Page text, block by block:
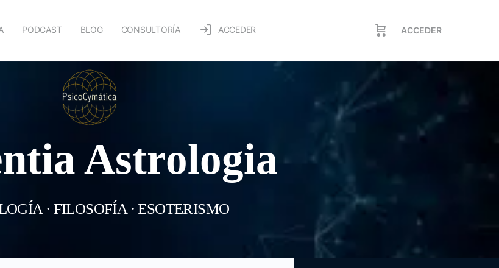
PODCAST BLOG CONSULTORÍA ACCEDER ACCEDER
Astrologia
· FILOSOFÍA · ESOTERISMO